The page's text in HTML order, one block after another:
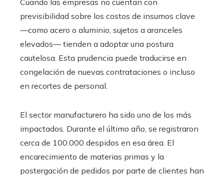
Cuando las empresas no cuentan con
previsibilidad sobre los costos de insumos clave
—como acero o aluminio, sujetos a aranceles
elevados— tienden a adoptar una postura
cautelosa. Esta prudencia puede traducirse en
congelación de nuevas contrataciones o incluso
en recortes de personal.
El sector manufacturero ha sido uno de los más
impactados. Durante el último año, se registraron
cerca de 100.000 despidos en esa área. El
encarecimiento de materias primas y la
postergación de pedidos por parte de clientes han